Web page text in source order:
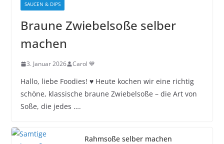
SAUCEN & DIPS
Braune Zwiebelsoße selber
machen
3. Januar 2026 Carol 💙
Hallo, liebe Foodies! ♥︎ Heute kochen wir eine richtig
schöne, klassische braune Zwiebelsoße – die Art von
Soße, die jedes ….
Rahmsoße selber machen